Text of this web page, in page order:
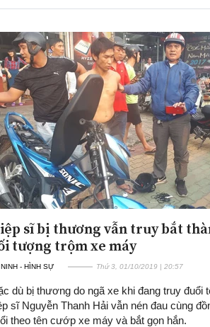
thông – Đô thị
sĩ bị thương vẫn truy bắt
tượng trộm xe máy
- HÌNH SỰ Thứ 3, 01/10/2019 | 20:57
dù bị thương do ngã xe khi đang truy đuổi
sĩ Nguyễn Thanh Hải vẫn nén đau cùng
theo tên cướp xe máy và bắt gọn hắn.